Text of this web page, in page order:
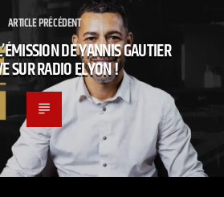
ARTICLE PRÉCÉDENT
DE YANNIS GAUTIER
SUR RADIO ELYON !